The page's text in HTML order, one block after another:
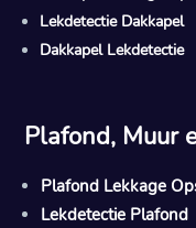
Lekdetectie Dakkapel
Dakkapel Lekdetectie
Plafond, Muur
Plafond Lekkage
Lekdetectie Plafond